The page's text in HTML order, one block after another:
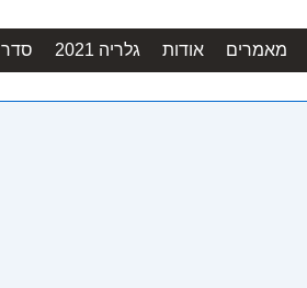
סדר גלריה 2021 אודות מאמרים